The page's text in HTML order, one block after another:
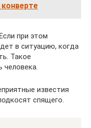
при этом
в ситуацию, когда
Такое
человека.
известия
спящего.